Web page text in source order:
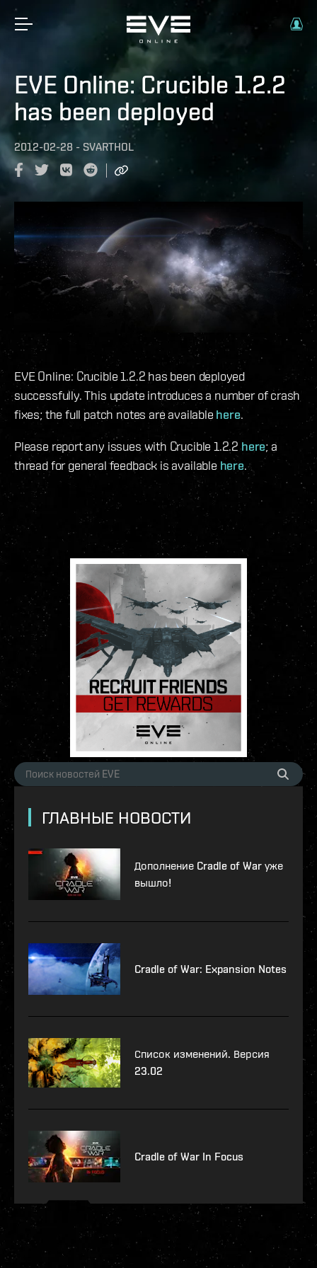
EVE Online: Crucible 1.2.2
has been deployed
2012-02-28 - SVARTHOL
EVE Online: Crucible 1.2.2 has been deployed
successfully. This update introduces a number of crash
fixes; the full patch notes are available here.
Please report any issues with Crucible 1.2.2here; a
thread for general feedback is available here.
ГЛАВНЫЕ НОВОСТИ
Дополнение Cradle of War уже
вышло!
Cradle of War: Expansion Notes
Список изменений. Версия
23.02
Cradle of War In Focus